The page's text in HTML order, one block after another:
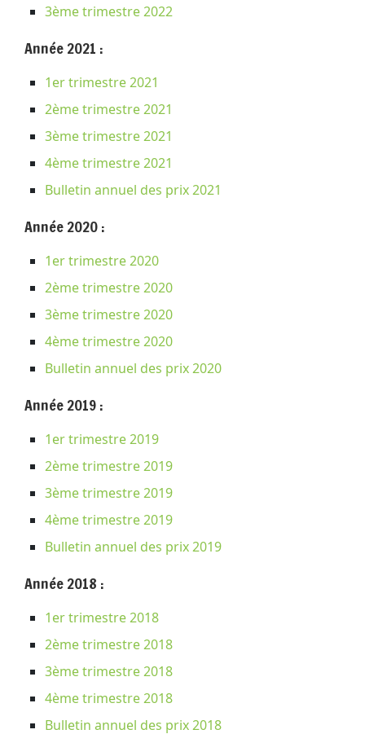
3ème trimestre 2022
Année 2021 :
1er trimestre 2021
2ème trimestre 2021
3ème trimestre 2021
4ème trimestre 2021
Bulletin annuel des prix 2021
Année 2020 :
1er trimestre 2020
2ème trimestre 2020
3ème trimestre 2020
4ème trimestre 2020
Bulletin annuel des prix 2020
Année 2019 :
1er trimestre 2019
2ème trimestre 2019
3ème trimestre 2019
4ème trimestre 2019
Bulletin annuel des prix 2019
Année 2018 :
1er trimestre 2018
2ème trimestre 2018
3ème trimestre 2018
4ème trimestre 2018
Bulletin annuel des prix 2018